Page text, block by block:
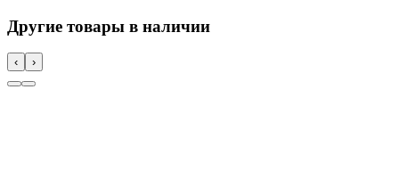
Другие товары в наличии
‹ ›